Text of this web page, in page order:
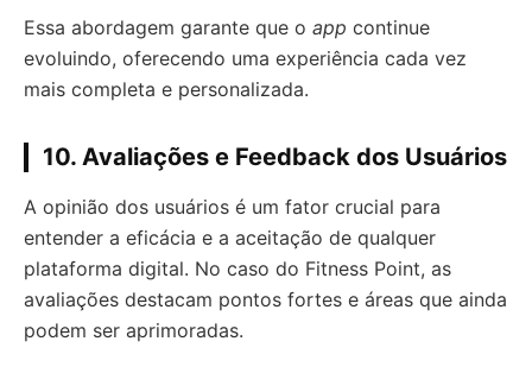
Essa abordagem garante que o app continue
evoluindo, oferecendo uma experiência cada vez
mais completa e personalizada.
10. Avaliações e Feedback dos Usuários
A opinião dos usuários é um fator crucial para
entender a eficácia e a aceitação de qualquer
plataforma digital. No caso do Fitness Point, as
avaliações destacam pontos fortes e áreas que ainda
podem ser aprimoradas.